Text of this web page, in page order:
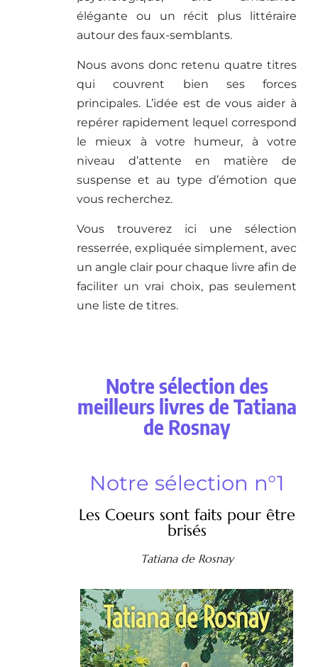
élégante ou un récit plus littéraire
autour des faux-semblants.
Nous avons donc retenu quatre titres
qui couvrent bien ses forces
principales. L’idée est de vous aider à
repérer rapidement lequel correspond
le mieux à votre humeur, à votre
niveau d’attente en matière de
suspense et au type d’émotion que
vous recherchez.
Vous trouverez ici une sélection
resserrée, expliquée simplement, avec
un angle clair pour chaque livre afin de
faciliter un vrai choix, pas seulement
une liste de titres.
Notre sélection des
meilleurs livres de Tatiana
de Rosnay
Notre sélection n°1
Les Coeurs sont faits pour être
brisés
Tatiana de Rosnay